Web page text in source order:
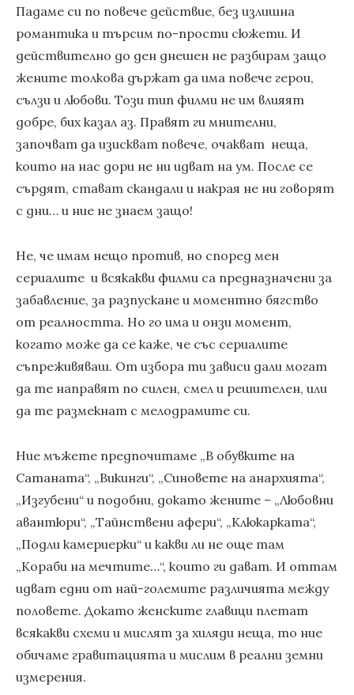
Падаме си по повече действие, без излишна
романтика и търсим по-прости сюжети. И
действително до ден днешен не разбирам защо
жените толкова държат да има повече герои,
сълзи и любови. Този тип филми не им влияят
добре, бих казал аз. Правят ги мнителни,
започват да изискват повече, очакват неща,
които на нас дори не ни идват на ум. После се
сърдят, стават скандали и накрая не ни говорят
с дни… и ние не знаем защо!
Не, че имам нещо против, но според мен
сериалите и всякакви филми са предназначени за
забавление, за разпускане и моментно бягство
от реалността. Но го има и онзи момент,
когато може да се каже, че със сериалите
съпреживяваш. От избора ти зависи дали могат
да те направят по силен, смел и решителен, или
да те размекнат с мелодрамите си.
Ние мъжете предпочитаме „В обувките на
Сатаната“, „Викинги“, „Синовете на анархията“,
„Изгубени“ и подобни, докато жените – „Любовни
авантюри“, „Тайнствени афери“, „Клюкарката“,
„Подли камериерки“ и какви ли не още там
„Кораби на мечтите…“, които ги дават. И оттам
идват едни от най-големите различията между
половете. Докато женските главици плетат
всякакви схеми и мислят за хиляди неща, то ние
обичаме гравитацията и мислим в реални земни
измерения.